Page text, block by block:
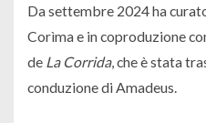
Da settembre 2024 ha
Corìma e in coproduzione
de La Corrida, che è stata
conduzione di Amadeus.